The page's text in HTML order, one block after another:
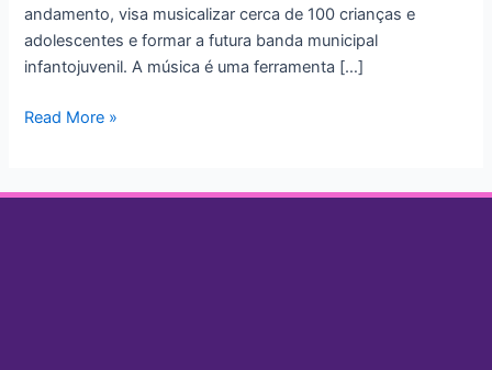
andamento, visa musicalizar cerca de 100 crianças e
adolescentes e formar a futura banda municipal
infantojuvenil. A música é uma ferramenta […]
Água
Doce/SC.
Read More »